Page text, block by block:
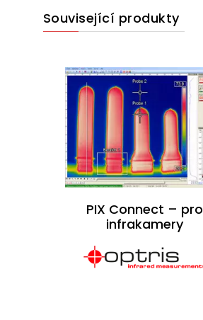
Související produkty
PIX Connect – pro
infrakamery